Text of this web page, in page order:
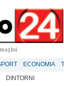
ECONOMIA
DINTORNI